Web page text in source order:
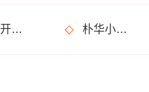
朴华开门红，大半年的跟踪回访终于有了回报，245万大单合同签成 朴华小课堂：产品知识考试开课了，你准备好了吗？